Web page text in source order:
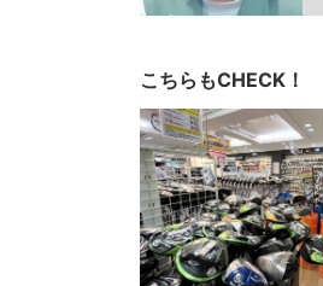
こちらもCHECK！